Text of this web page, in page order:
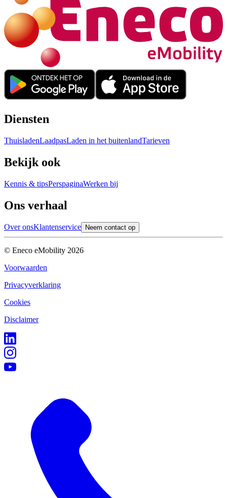
Diensten
ThuisladenLaadpasLaden in het buitenlandTarieven
Bekijk ook
Kennis & tipsPerspaginaWerken bij
Ons verhaal
Over onsKlantenservice Neem contact op
© Eneco eMobility 2026
Voorwaarden
Privacyverklaring
Cookies
Disclaimer